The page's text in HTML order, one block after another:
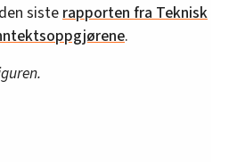
siste rapporten fra Teknisk
.